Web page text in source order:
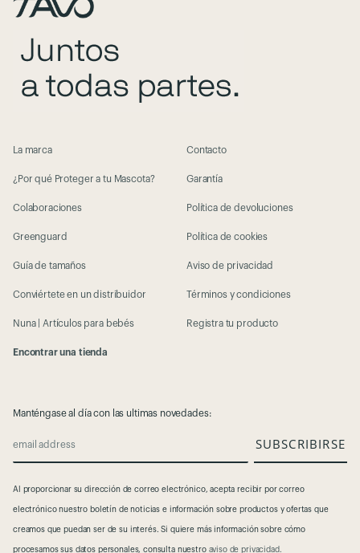
La marca
¿Por qué Proteger a tu Mascota?
Colaboraciones
Greenguard
Guía de tamaños
Conviértete en un distribuidor
Nuna | Artículos para bebés
Encontrar una tienda
Contacto
Garantía
Política de devoluciones
Política de cookies
Aviso de privacidad
Términos y condiciones
Registra tu producto
Manténgase al día con las ultimas novedades:
email address SUBSCRIBIRSE
Al proporcionar su dirección de correo electrónico, acepta recibir por correo
electrónico nuestro boletín de noticias e información sobre productos y ofertas que
creamos que puedan ser de su interés.​Si quiere más información sobre cómo
procesamos sus datos personales, consulta nuestro aviso de privacidad.